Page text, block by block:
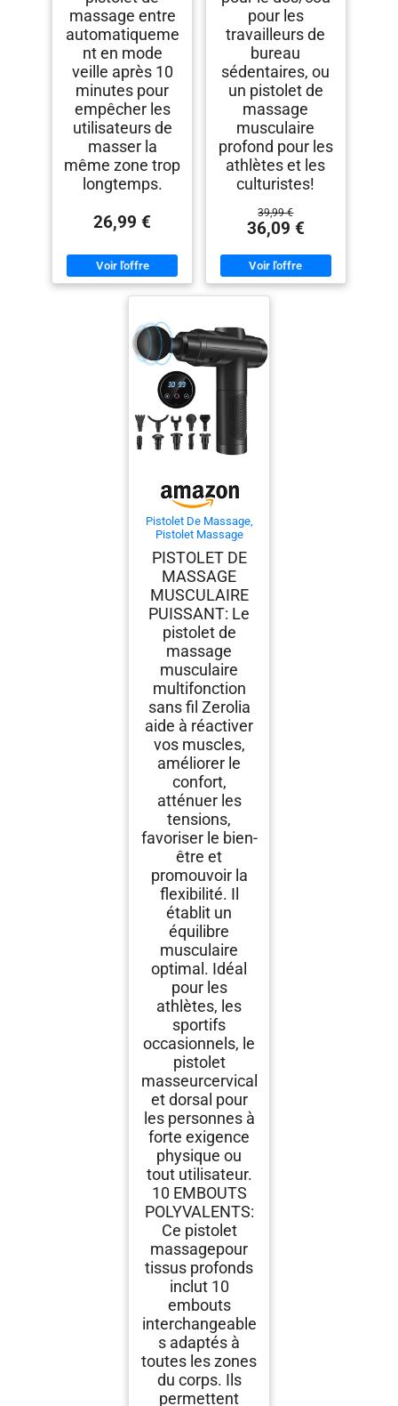
massage entre
automatiqueme
nt en mode
veille après 10
minutes pour
empêcher les
utilisateurs de
masser la
même zone trop
longtemps.
26,99 €
pour les
travailleurs de
bureau
sédentaires, ou
un pistolet de
massage
musculaire
profond pour les
athlètes et les
culturistes!
39,99 €
36,09 €
Pistolet De Massage,
Pistolet Massage
Musculaire Massage
Gun 30 Vitesses Avec
écran Lcd 10 Embouts
Pour Dos épaules,
Jambes, Muscles
(noir)
PISTOLET DE
MASSAGE
MUSCULAIRE
PUISSANT: Le
pistolet de
massage
musculaire
multifonction
sans fil Zerolia
aide à réactiver
vos muscles,
améliorer le
confort,
atténuer les
tensions,
favoriser le bien-
être et
promouvoir la
flexibilité. Il
établit un
équilibre
musculaire
optimal. Idéal
pour les
athlètes, les
sportifs
occasionnels, le
pistolet
masseur​cervical
et dorsal pour
les personnes à
forte exigence
physique ou
tout utilisateur.
10 EMBOUTS
POLYVALENTS:
Ce pistolet
massage​pour
tissus profonds
inclut 10
embouts
interchangeable
s adaptés à
toutes les zones
du corps. Ils
permettent